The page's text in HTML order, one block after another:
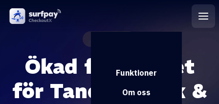
Funktioner
Om oss
Ökad flexibilitet
för Tandoori Kök &